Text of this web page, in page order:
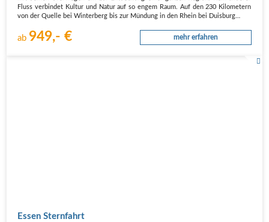
Fluss verbindet Kultur und Natur auf so engem Raum. Auf den 230 Kilometern
von der Quelle bei Winterberg bis zur Mündung in den Rhein bei Duisburg…
ab 949,- € mehr erfahren
Essen Sternfahrt